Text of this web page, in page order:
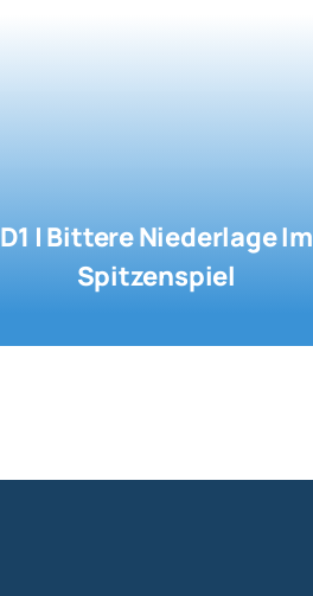
D1 | Bittere Niederlage Im
Spitzenspiel